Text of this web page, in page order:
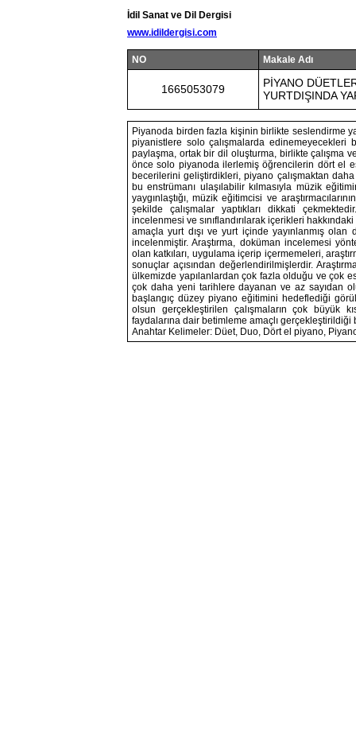
İdil Sanat ve Dil Dergisi
www.idildergisi.com
NO Makale Adı
1665053079
PİYANO
YURTDIŞINDA
Piyanoda birden fazla kişinin birlikte seslendirme
piyanistlere solo çalışmalarda
paylaşma, ortak bir dil oluşturma, birlikte çalışma
önce solo piyanoda ilerlemiş öğrencilerin dört el
becerilerini geliştirdikleri, piyano çalışmaktan
bu enstrümanı ulaşılabilir kılmasıyla müzik
yaygınlaştığı, müzik eğitimcisi ve
şekilde çalışmalar yaptıkları dikkati
incelenmesi ve sınıflandırılarak içerikleri
amaçla yurt dışı ve yurt içinde yayınlanmış
incelenmiştir. Araştırma, doküman incelemesi
olan katkıları, uygulama içerip içermemeleri,
sonuçlar açısından değerlendirilmişlerdir.
ülkemizde yapılanlardan çok fazla olduğu ve çok
çok daha yeni tarihlere dayanan ve az sayıdan
başlangıç düzey piyano eğitimini hedeflediği
olsun gerçekleştirilen çalışmaların çok büyük
faydalarına dair betimleme amaçlı gerçekleştirildiği
Anahtar Kelimeler: Düet, Duo, Dört el piyano,